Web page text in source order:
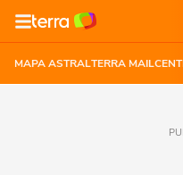
MAPA ASTRALTERRA MAIL